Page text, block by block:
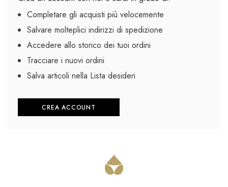
Completare gli acquisti più velocemente
Salvare molteplici indirizzi di spedizione
Accedere allo storico dei tuoi ordini
Tracciare i nuovi ordini
Salva articoli nella Lista desideri
CREA ACCOUNT